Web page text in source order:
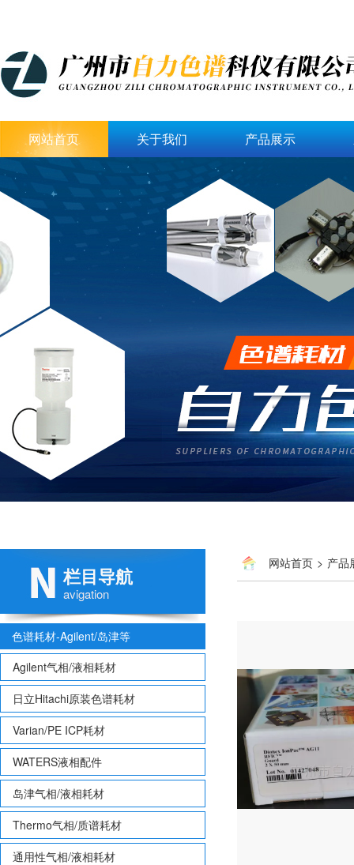
网站首页 关于我们 产品展示
栏目导航
avigation
色谱耗材-Agilent/岛津等
Agilent气相/液相耗材
日立Hitachi原装色谱耗材
Varian/PE ICP耗材
WATERS液相配件
岛津气相/液相耗材
Thermo气相/质谱耗材
通用性气相/液相耗材
网站首页 > 产品